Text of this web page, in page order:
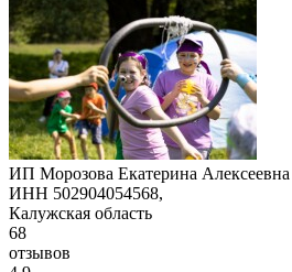
ИП Морозова Екатерина Алексеевна
ИНН 502904054568,
Калужская область
68
отзывов